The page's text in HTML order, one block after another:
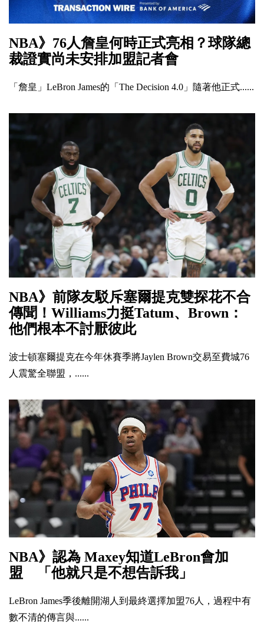
NBA》76人詹皇何時正式亮相？球隊總
裁證實尚未安排加盟記者會
「詹皇」LeBron James的「The Decision 4.0」隨著他正式......
NBA》前隊友駁斥塞爾提克雙探花不合
傳聞！Williams力挺Tatum、Brown：
他們根本不討厭彼此
波士頓塞爾提克在今年休賽季將Jaylen Brown交易至費城76
人震驚全聯盟，......
NBA》認為 Maxey知道LeBron會加
盟 「他就只是不想告訴我」
LeBron James季後離開湖人到最終選擇加盟76人，過程中有
數不清的傳言與......